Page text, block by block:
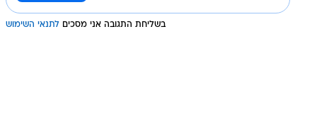
בשליחת התגובה אני מסכים לתנאי השימוש